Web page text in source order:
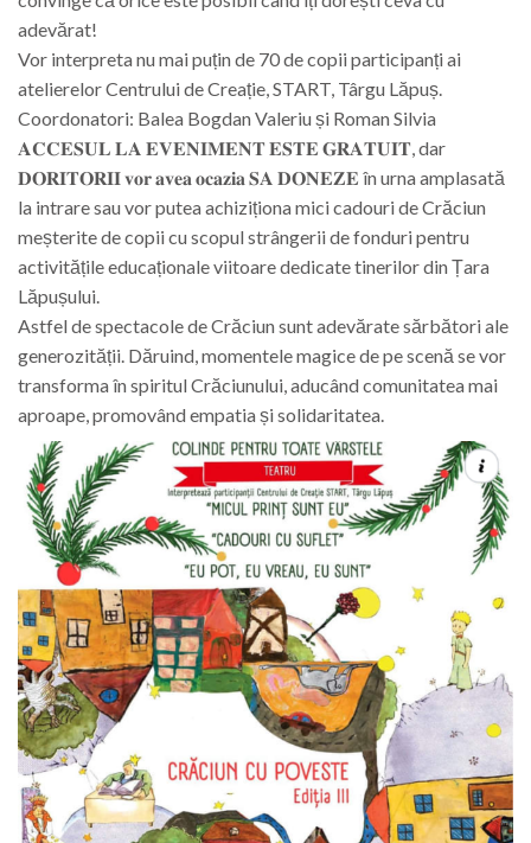
adevărat!
Vor interpreta nu mai puțin de 70 de copii participanți ai
atelierelor Centrului de Creație, START, Târgu Lăpuș.
Coordonatori: Balea Bogdan Valeriu și Roman Silvia
𝐀𝐂𝐂𝐄𝐒𝐔𝐋 𝐋𝐀 𝐄𝐕𝐄𝐍𝐈𝐌𝐄𝐍𝐓 𝐄𝐒𝐓𝐄 𝐆𝐑𝐀𝐓𝐔𝐈𝐓, dar
𝐃𝐎𝐑𝐈𝐓𝐎𝐑𝐈𝐈 𝐯𝐨𝐫 𝐚𝐯𝐞𝐚 𝐨𝐜𝐚𝐳𝐢𝐚 𝐒𝐀 𝐃𝐎𝐍𝐄𝐙𝐄 în urna amplasată
la intrare sau vor putea achiziționa mici cadouri de Crăciun
meșterite de copii cu scopul strângerii de fonduri pentru
activitățile educaționale viitoare dedicate tinerilor din Țara
Lăpușului.
Astfel de spectacole de Crăciun sunt adevărate sărbători ale
generozității. Dăruind, momentele magice de pe scenă se vor
transforma în spiritul Crăciunului, aducând comunitatea mai
aproape, promovând empatia și solidaritatea.